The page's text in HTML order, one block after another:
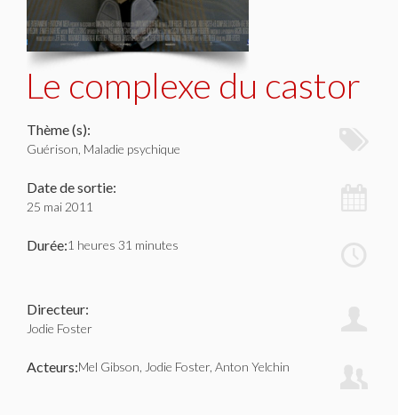
Le complexe du castor
Thème (s):
Guérison, Maladie psychique
Date de sortie:
25 mai 2011
Durée:1 heures 31 minutes
Directeur:
Jodie Foster
Acteurs:Mel Gibson, Jodie Foster, Anton Yelchin